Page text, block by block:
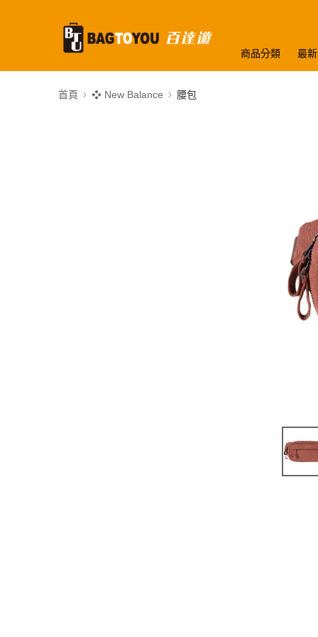
商品分類 最
首頁 ❖ New Balance 腰包